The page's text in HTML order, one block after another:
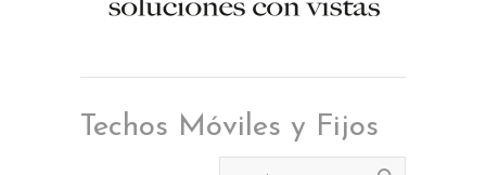
Techos Móviles y Fijos